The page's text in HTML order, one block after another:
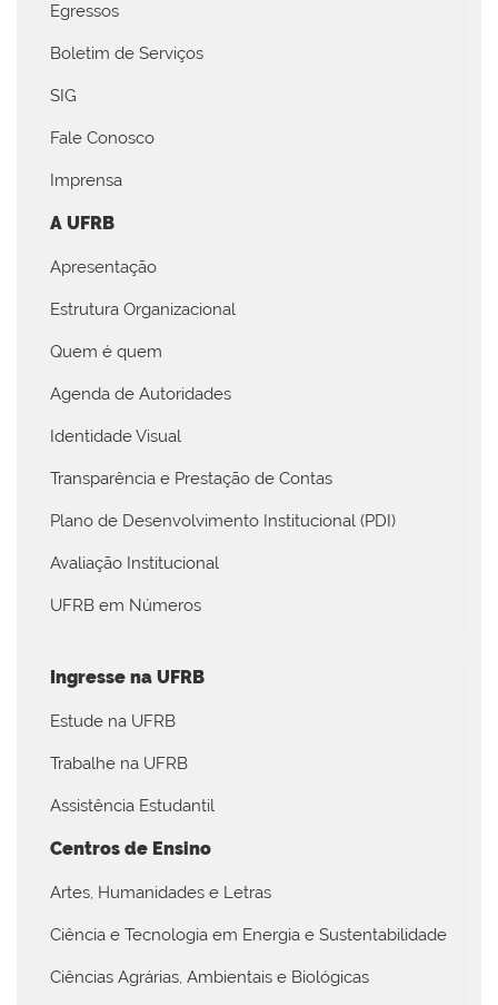
Egressos
Boletim de Serviços
SIG
Fale Conosco
Imprensa
A UFRB
Apresentação
Estrutura Organizacional
Quem é quem
Agenda de Autoridades
Identidade Visual
Transparência e Prestação de Contas
Plano de Desenvolvimento Institucional (PDI)
Avaliação Institucional
UFRB em Números
Ingresse na UFRB
Estude na UFRB
Trabalhe na UFRB
Assistência Estudantil
Centros de Ensino
Artes, Humanidades e Letras
Ciência e Tecnologia em Energia e Sustentabilidade
Ciências Agrárias, Ambientais e Biológicas